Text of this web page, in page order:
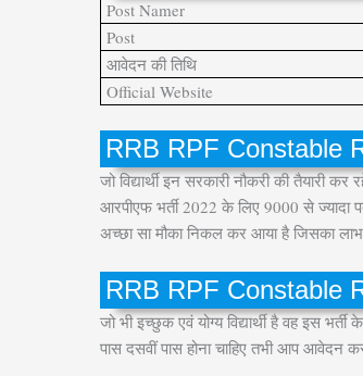
Post Namer
Post
आवेदन की तिथि
Official Website
RRB RPF Constable
जो विद्यार्थी इन सरकारी नौकरी की तैयारी
आरपीएफ भर्ती 2022 के लिए 9000 से ज्यादा
अच्छा सा मौका निकल कर आया है जिसका
RRB RPF Constable
जो भी इच्छुक एवं योग्य विद्यार्थी है वह इस
पास दसवीं पास होना चाहिए तभी आप आवेदन